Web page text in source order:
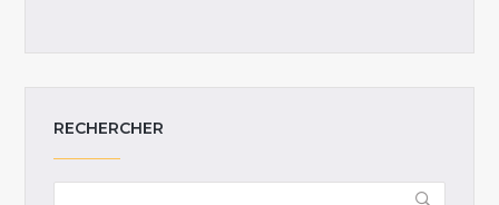
RECHERCHER